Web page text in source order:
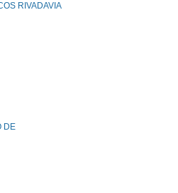
RIVADAVIA
DE